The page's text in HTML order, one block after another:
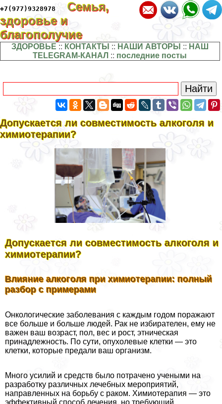
+7(977)9328978
Семья,
здоровье и
благополучие
ЗДОРОВЬЕ :: КОНТАКТЫ :: НАШИ АВТОРЫ :: НАШ
TELEGRAM-КАНАЛ :: последние посты
Допускается ли совместимость алкоголя и
химиотерапии?
Допускается ли совместимость алкоголя и
химиотерапии?
Влияние алкоголя при химиотерапии: полный
разбор с примерами
Онкологические заболевания с каждым годом поражают
все больше и больше людей. Рак не избирателен, ему не
важен ваш возраст, пол, вес и рост, этническая
принадлежность. По сути, опухолевые клетки — это
клетки, которые предали ваш организм.
Много усилий и средств было потрачено учеными на
разработку различных лечебных мероприятий,
направленных на борьбу с paком. Химиотерапия — это